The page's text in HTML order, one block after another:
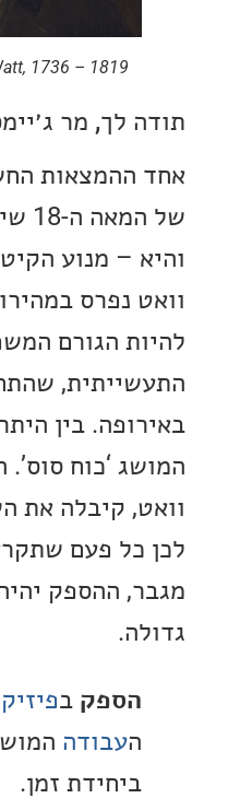
לך, מר ג׳יימס
של המאה ה-18
– מנוע הקיטור. מנוע
נפרס במהירות
הגורם המשפיע
שהתחוללה
בין היתר הוא גם
‘כוח סוס’. היחידה
קיבלה את השיוך
פעם שתקראו
פיזיקההוא
המושקעת או
ביחידת זמן.